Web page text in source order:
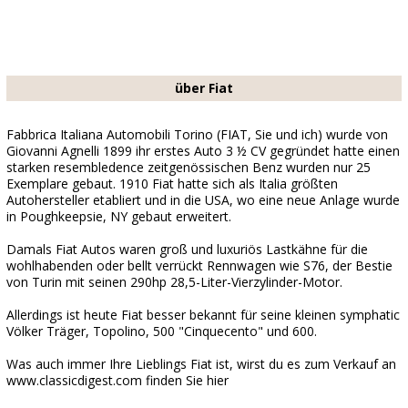
über Fiat
Fabbrica Italiana Automobili Torino (FIAT, Sie und ich) wurde von
Giovanni Agnelli 1899 ihr erstes Auto 3 ½ CV gegründet hatte einen
starken resembledence zeitgenössischen Benz wurden nur 25
Exemplare gebaut. 1910 Fiat hatte sich als Italia größten
Autohersteller etabliert und in die USA, wo eine neue Anlage wurde
in Poughkeepsie, NY gebaut erweitert.
Damals Fiat Autos waren groß und luxuriös Lastkähne für die
wohlhabenden oder bellt verrückt Rennwagen wie S76, der Bestie
von Turin mit seinen 290hp 28,5-Liter-Vierzylinder-Motor.
Allerdings ist heute Fiat besser bekannt für seine kleinen symphatic
Völker Träger, Topolino, 500 "Cinquecento" und 600.
Was auch immer Ihre Lieblings Fiat ist, wirst du es zum Verkauf an
www.classicdigest.com finden Sie hier